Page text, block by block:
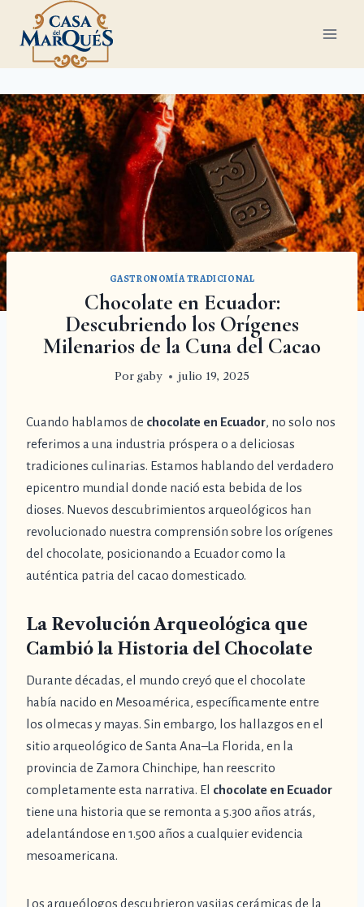
GASTRONOMÍA TRADICIONAL
Chocolate en Ecuador:
Descubriendo los Orígenes
Milenarios de la Cuna del Cacao
Por gaby julio 19, 2025
Cuando hablamos de chocolate en Ecuador, no solo nos
referimos a una industria próspera o a deliciosas
tradiciones culinarias. Estamos hablando del verdadero
epicentro mundial donde nació esta bebida de los
dioses. Nuevos descubrimientos arqueológicos han
revolucionado nuestra comprensión sobre los orígenes
del chocolate, posicionando a Ecuador como la
auténtica patria del cacao domesticado.
La Revolución Arqueológica que
Cambió la Historia del Chocolate
Durante décadas, el mundo creyó que el chocolate
había nacido en Mesoamérica, específicamente entre
los olmecas y mayas. Sin embargo, los hallazgos en el
sitio arqueológico de Santa Ana–La Florida, en la
provincia de Zamora Chinchipe, han reescrito
completamente esta narrativa. El chocolate en Ecuador
tiene una historia que se remonta a 5.300 años atrás,
adelantándose en 1.500 años a cualquier evidencia
mesoamericana.
Los arqueólogos descubrieron vasijas cerámicas de la